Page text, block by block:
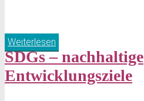
Weiterlesen
SDGs – nachhaltige
Entwicklungsziele